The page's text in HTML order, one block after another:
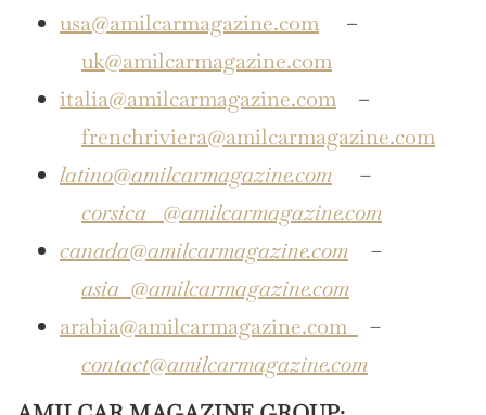
usa@amilcarmagazine.com –
uk@amilcarmagazine.com
italia@amilcarmagazine.com –
frenchriviera@amilcarmagazine.com
latino@amilcarmagazine.com –
corsica @amilcarmagazine.com
canada@amilcarmagazine.com –
asia @amilcarmagazine.com
arabia@amilcarmagazine.com
–
contact@amilcarmagazine.com